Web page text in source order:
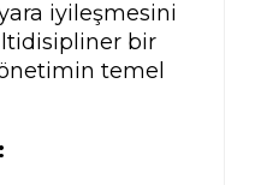
iyileşmesini
bir
temel